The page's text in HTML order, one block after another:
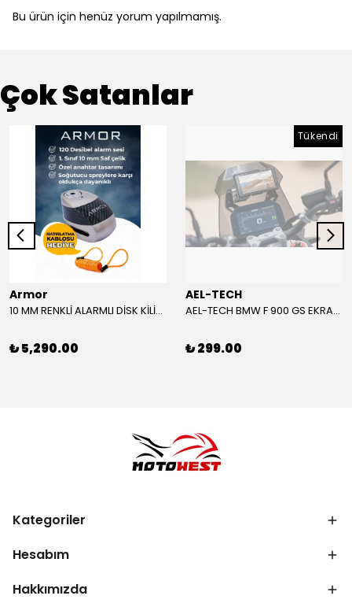
Bu ürün için henüz yorum yapılmamış.
Çok Satanlar
Armor
10 MM RENKLİ ALARMLI DİSK KİLİDİ YENİ VERSİYON
₺ 5,290.00
Tükendi
AEL-TECH
AEL-TECH BMW F 900 GS EKRAN/GÖSTERGE KORUYUCU 2024-2025
₺ 299.00
Kategoriler
Hesabım
Hakkımızda